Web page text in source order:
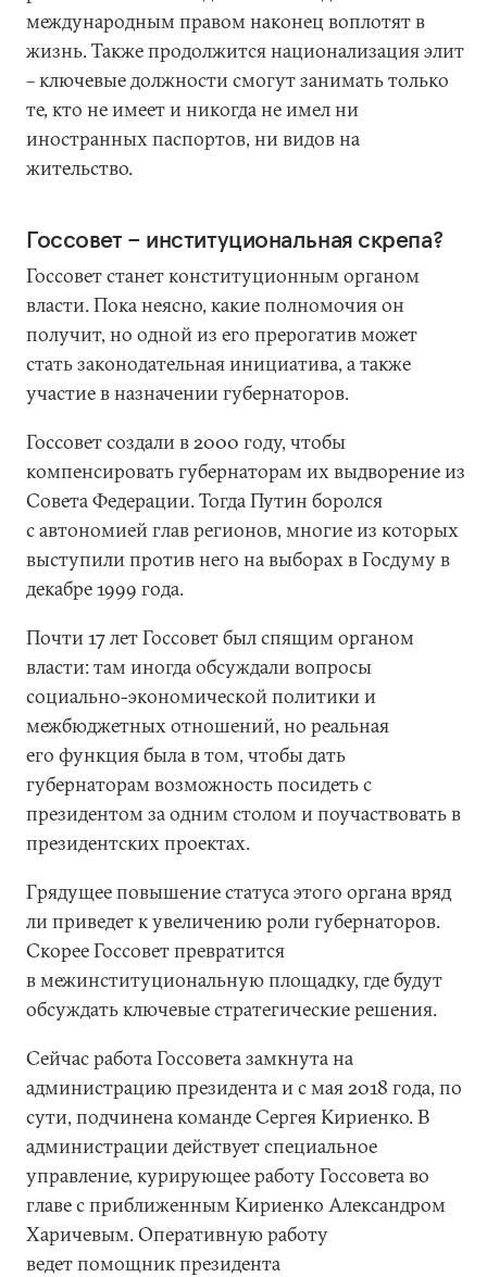
международным правом наконец воплотят в
жизнь. Также продолжится национализация элит
– ключевые должности смогут занимать только
те, кто не имеет и никогда не имел ни
иностранных паспортов, ни видов на
жительство.
Госсовет – институциональная скрепа?
Госсовет станет конституционным органом
власти. Пока неясно, какие полномочия он
получит, но одной из его прерогатив может
стать законодательная инициатива, а также
участие в назначении губернаторов.
Госсовет создали в 2000 году, чтобы
компенсировать губернаторам их выдворение из
Совета Федерации. Тогда Путин боролся
с автономией глав регионов, многие из которых
выступили против него на выборах в Госдуму в
декабре 1999 года.
Почти 17 лет Госсовет был спящим органом
власти: там иногда обсуждали вопросы
социально-экономической политики и
межбюджетных отношений, но реальная
его функция была в том, чтобы дать
губернаторам возможность посидеть с
президентом за одним столом и поучаствовать в
президентских проектах.
Грядущее повышение статуса этого органа вряд
ли приведет к увеличению роли губернаторов.
Скорее Госсовет превратится
в межинституциональную площадку, где будут
обсуждать ключевые стратегические решения.
Сейчас работа Госсовета замкнута на
администрацию президента и с мая 2018 года, по
сути, подчинена команде Сергея Кириенко. В
администрации действует специальное
управление, курирующее работу Госсовета во
главе с приближенным Кириенко Александром
Харичевым. Оперативную работу
ведет помощник президента